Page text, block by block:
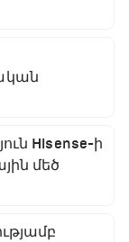
Hisense-ի
մեծ